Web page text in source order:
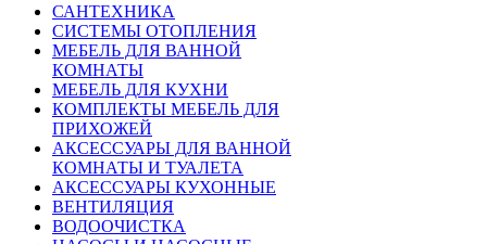
САНТЕХНИКА
СИСТЕМЫ ОТОПЛЕНИЯ
МЕБЕЛЬ ДЛЯ ВАННОЙ
КОМНАТЫ
МЕБЕЛЬ ДЛЯ КУХНИ
КОМПЛЕКТЫ МЕБЕЛЬ ДЛЯ
ПРИХОЖЕЙ
АКСЕССУАРЫ ДЛЯ ВАННОЙ
КОМНАТЫ И ТУАЛЕТА
АКСЕССУАРЫ КУХОННЫЕ
ВЕНТИЛЯЦИЯ
ВОДООЧИСТКА